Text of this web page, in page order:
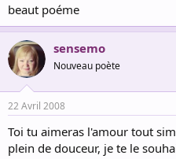
beaut poéme
sensemo
Nouveau poète
22 Avril 2008
Toi tu aimeras l'amour tout
plein de douceur, je te le